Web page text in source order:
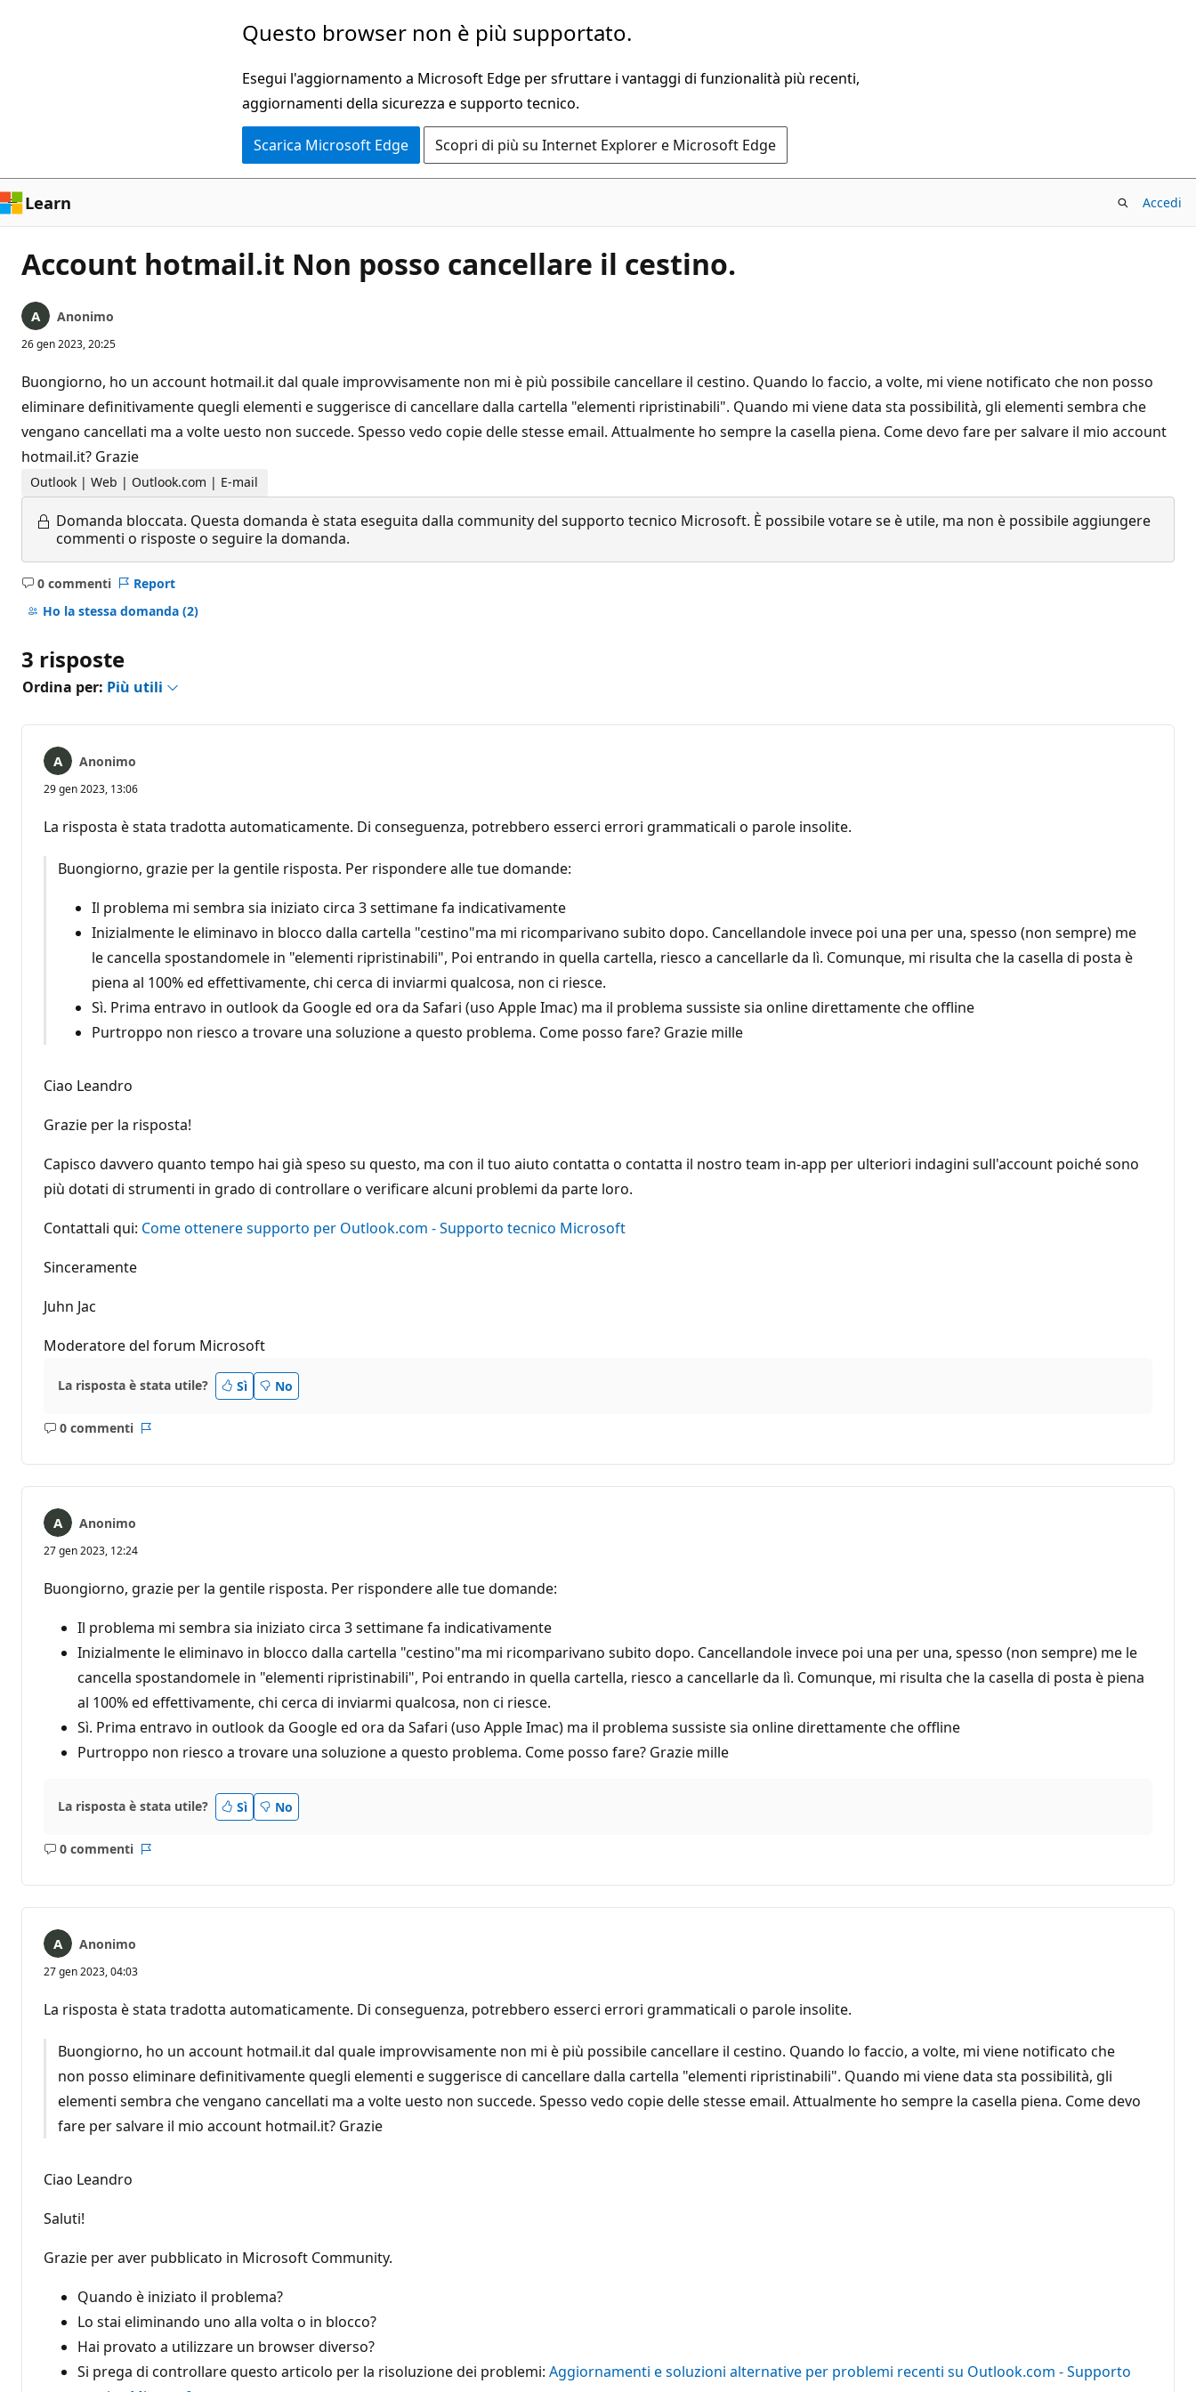
Questo browser non è più supportato.
Esegui l'aggiornamento a Microsoft Edge per sfruttare i vantaggi di funzionalità più recenti,
aggiornamenti della sicurezza e supporto tecnico.
Scarica Microsoft Edge Scopri di più su Internet Explorer e Microsoft Edge
Learn Accedi
Account hotmail.it Non posso cancellare il cestino.
Anonimo
26 gen 2023, 20:25
Buongiorno, ho un account hotmail.it dal quale improvvisamente non mi è più possibile cancellare il cestino. Quando lo faccio, a volte, mi viene notificato che non posso
eliminare definitivamente quegli elementi e suggerisce di cancellare dalla cartella "elementi ripristinabili". Quando mi viene data sta possibilità, gli elementi sembra che
vengano cancellati ma a volte uesto non succede. Spesso vedo copie delle stesse email. Attualmente ho sempre la casella piena. Come devo fare per salvare il mio account
hotmail.it? Grazie
Outlook | Web | Outlook.com | E-mail
Domanda bloccata. Questa domanda è stata eseguita dalla community del supporto tecnico Microsoft. È possibile votare se è utile, ma non è possibile aggiungere
commenti o risposte o seguire la domanda.
0 commenti
Nessun
commento
Report
Ho la stessa domanda (2)
3 risposte
Ordina per: Più utili
Anonimo
29 gen 2023, 13:06
La risposta è stata tradotta automaticamente. Di conseguenza, potrebbero esserci errori grammaticali o parole insolite.
Buongiorno, grazie per la gentile risposta. Per rispondere alle tue domande:
Il problema mi sembra sia iniziato circa 3 settimane fa indicativamente
Inizialmente le eliminavo in blocco dalla cartella "cestino"ma mi ricomparivano subito dopo. Cancellandole invece poi una per una, spesso (non sempre) me
le cancella spostandomele in "elementi ripristinabili", Poi entrando in quella cartella, riesco a cancellarle da lì. Comunque, mi risulta che la casella di posta è
piena al 100% ed effettivamente, chi cerca di inviarmi qualcosa, non ci riesce.
Sì. Prima entravo in outlook da Google ed ora da Safari (uso Apple Imac) ma il problema sussiste sia online direttamente che offline
Purtroppo non riesco a trovare una soluzione a questo problema. Come posso fare? Grazie mille
Ciao Leandro
Grazie per la risposta!
Capisco davvero quanto tempo hai già speso su questo, ma con il tuo aiuto contatta o contatta il nostro team in-app per ulteriori indagini sull'account poiché sono
più dotati di strumenti in grado di controllare o verificare alcuni problemi da parte loro.
Contattali qui: Come ottenere supporto per Outlook.com - Supporto tecnico Microsoft
Sinceramente
Juhn Jac
Moderatore del forum Microsoft
La risposta è stata utile? Sì No
0 commenti
Nessun
Anonimo
27 gen 2023, 12:24
Buongiorno, grazie per la gentile risposta. Per rispondere alle tue domande:
Il problema mi sembra sia iniziato circa 3 settimane fa indicativamente
Inizialmente le eliminavo in blocco dalla cartella "cestino"ma mi ricomparivano subito dopo. Cancellandole invece poi una per una, spesso (non sempre) me le
cancella spostandomele in "elementi ripristinabili", Poi entrando in quella cartella, riesco a cancellarle da lì. Comunque, mi risulta che la casella di posta è piena
al 100% ed effettivamente, chi cerca di inviarmi qualcosa, non ci riesce.
Sì. Prima entravo in outlook da Google ed ora da Safari (uso Apple Imac) ma il problema sussiste sia online direttamente che offline
Purtroppo non riesco a trovare una soluzione a questo problema. Come posso fare? Grazie mille
La risposta è stata utile? Sì No
0 commenti
Nessun
Anonimo
27 gen 2023, 04:03
La risposta è stata tradotta automaticamente. Di conseguenza, potrebbero esserci errori grammaticali o parole insolite.
Buongiorno, ho un account hotmail.it dal quale improvvisamente non mi è più possibile cancellare il cestino. Quando lo faccio, a volte, mi viene notificato che
non posso eliminare definitivamente quegli elementi e suggerisce di cancellare dalla cartella "elementi ripristinabili". Quando mi viene data sta possibilità, gli
elementi sembra che vengano cancellati ma a volte uesto non succede. Spesso vedo copie delle stesse email. Attualmente ho sempre la casella piena. Come devo
fare per salvare il mio account hotmail.it? Grazie
Ciao Leandro
Saluti!
Grazie per aver pubblicato in Microsoft Community.
Quando è iniziato il problema?
Lo stai eliminando uno alla volta o in blocco?
Hai provato a utilizzare un browser diverso?
Si prega di controllare questo articolo per la risoluzione dei problemi: Aggiornamenti e soluzioni alternative per problemi recenti su Outlook.com - Supporto